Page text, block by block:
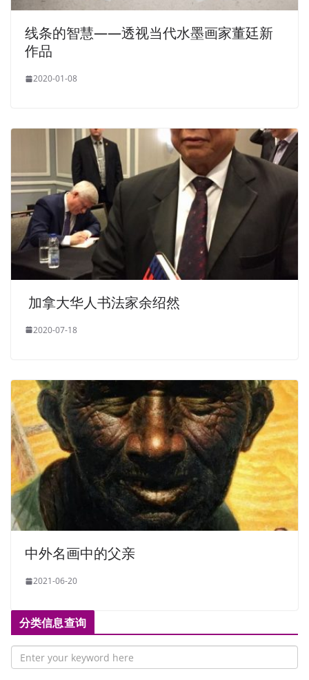
线条的智慧——透视当代水墨画家董廷新
作品
2020-01-08
加拿大华人书法家余绍然
2020-07-18
中外名画中的父亲
2021-06-20
分类信息查询